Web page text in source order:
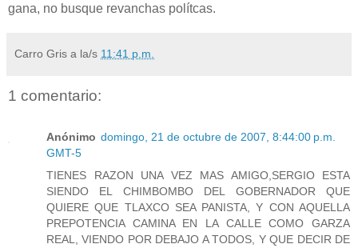
gana, no busque revanchas polítcas.
Carro Gris a la/s 11:41 p.m.
1 comentario:
Anónimo domingo, 21 de octubre de 2007, 8:44:00 p.m.
GMT-5
TIENES RAZON UNA VEZ MAS AMIGO,SERGIO ESTA
SIENDO EL CHIMBOMBO DEL GOBERNADOR QUE
QUIERE QUE TLAXCO SEA PANISTA, Y CON AQUELLA
PREPOTENCIA CAMINA EN LA CALLE COMO GARZA
REAL, VIENDO POR DEBAJO A TODOS, Y QUE DECIR DE